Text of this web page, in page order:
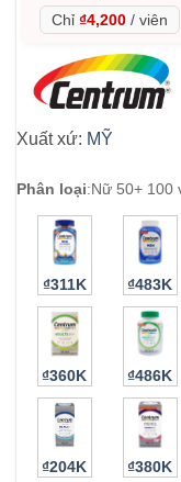
Chỉ ₫4,200 / viên
Xuất xứ: MỸ
Phân loại:Nữ 50+ 100
₫311K ₫483K
₫360K ₫486K
₫204K ₫380K